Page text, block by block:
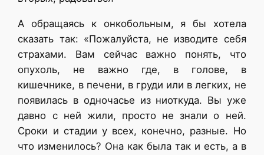
А обращаясь к онкобольным, я бы хотела
сказать так: «Пожалуйста, не изводите себя
страхами. Вам сейчас важно понять, что
опухоль, не важно где, в голове, в
кишечнике, в печени, в груди или в легких, не
появилась в одночасье из ниоткуда. Вы уже
давно с ней жили, просто не знали о ней.
Сроки и стадии у всех, конечно, разные. Но
что изменилось? Она как была так и есть, а в